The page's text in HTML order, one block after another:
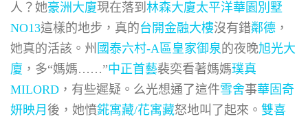
人？她豪洲大廈現在落到 林森大廈太平洋華園別墅
NO13這樣的地步，真的台開金融大樓沒有錯鄰德 ，
她真的活該。州 國泰六村-A區皇家御泉的夜晚旭光大
廈 ，多“媽媽……”中正首藝裴奕看著媽媽璞真
MILORD ，有些遲疑。么光想通了這件雪舍事華固奇
妍映月 後，她憤錵寓藏/花寓藏怒地叫了起來。 雙喜